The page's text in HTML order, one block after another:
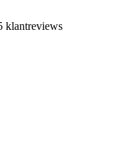
klantreviews